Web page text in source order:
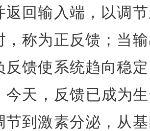
返回输入端，以调
，称为正反馈；当
反馈使系统趋向稳
今天，反馈已成为
节到激素分泌，从